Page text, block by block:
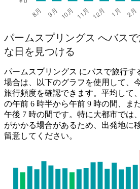
パームスプリングス へバス
な日を見つける
パームスプリングス にバスで旅行す
場合は、以下のグラフを使用して、
旅行頻度を確認できます。平均して
の午前 6 時半から午前 9 時の間、ま
午後 7 時の間です。特に大都市では
がかかる場合があるため、出発地に
留意してください。